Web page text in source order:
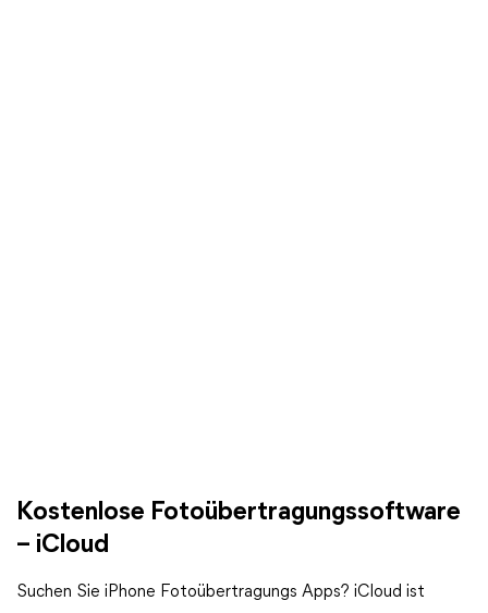
Kostenlose Fotoübertragungssoftware
– iCloud
Suchen Sie iPhone Fotoübertragungs Apps? iCloud ist